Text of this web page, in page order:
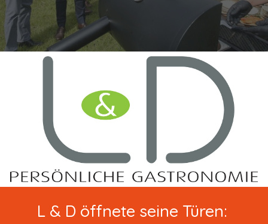
L & D öffnete seine Türen: